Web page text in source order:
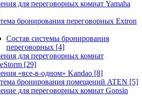
для переговорных комнат Yamaha
бронирования переговорных Extron
Состав системы бронирования
переговорных [4]
для переговорных комнат
[29]
«все-в-одном» Kandao [8]
бронирования помещений ATEN [5]
для переговорных комнат Gonsin